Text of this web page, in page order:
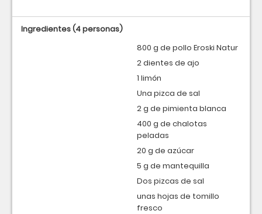
Ingredientes(4 personas)
800 g de pollo Eroski Natur
2 dientes de ajo
1 limón
Una pizca de sal
2 g de pimienta blanca
400 g de chalotas
peladas
20 g de azúcar
5 g de mantequilla
Dos pizcas de sal
unas hojas de tomillo
fresco